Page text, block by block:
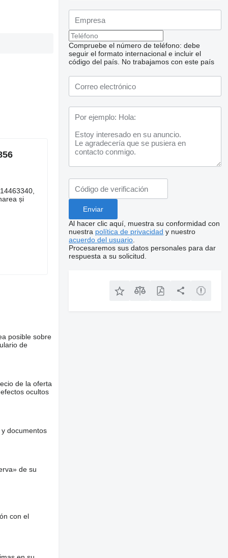
și
posible sobre
de
de la oferta
ocultos
documentos
de su
con el
Compruebe el número de teléfono: debe
seguir el formato internacional e incluir el
código del país. No trabajamos con este país
Al hacer clic aquí, muestra su conformidad con
nuestra política de privacidad y nuestro
acuerdo del usuario
Procesaremos sus datos personales para dar
respuesta a su solicitud.